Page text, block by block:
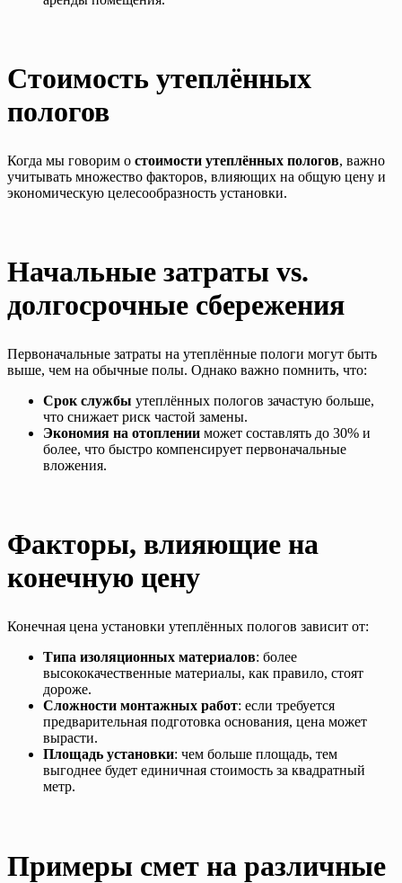
Стоимость утеплённых
пологов
Когда мы говорим о стоимости утеплённых пологов, важно
учитывать множество факторов, влияющих на общую цену и
экономическую целесообразность установки.
Начальные затраты vs.
долгосрочные сбережения
Первоначальные затраты на утеплённые пологи могут быть
выше, чем на обычные полы. Однако важно помнить, что:
Срок службы утеплённых пологов зачастую больше,
что снижает риск частой замены.
Экономия на отоплении может составлять до 30% и
более, что быстро компенсирует первоначальные
вложения.
Факторы, влияющие на
конечную цену
Конечная цена установки утеплённых пологов зависит от:
Типа изоляционных материалов: более
высококачественные материалы, как правило, стоят
дороже.
Сложности монтажных работ: если требуется
предварительная подготовка основания, цена может
вырасти.
Площадь установки: чем больше площадь, тем
выгоднее будет единичная стоимость за квадратный
метр.
Примеры смет на различные